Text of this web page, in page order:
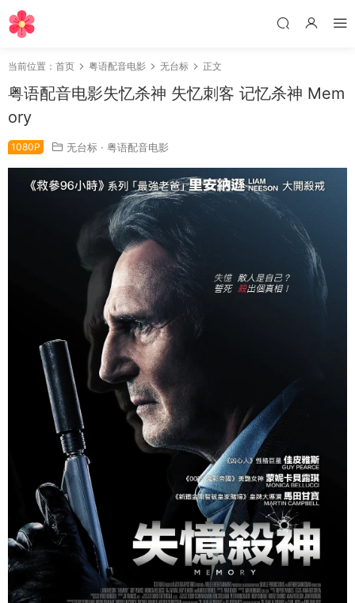
当前位置： 首页 粤语配音电影 无台标 正文
粤语配音电影失忆杀神 失忆刺客 记忆杀神 Mem
ory
1080P 无台标 · 粤语配音电影